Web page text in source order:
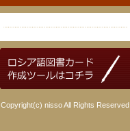
Copyright(c) nisso All Rights Reserved.